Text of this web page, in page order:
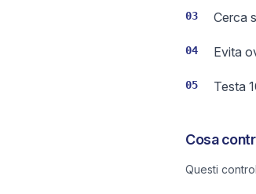
03 Cerca
04 Evita
05 Testa
Cosa
Questi